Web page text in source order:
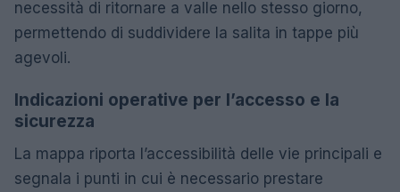
necessità di ritornare a valle nello stesso giorno,
permettendo di suddividere la salita in tappe più
agevoli.
Indicazioni operative per l’accesso e la
sicurezza
La mappa riporta l’accessibilità delle vie principali e
segnala i punti in cui è necessario prestare